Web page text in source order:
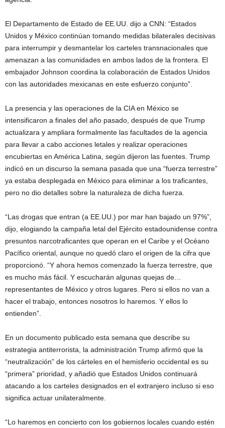
El Departamento de Estado de EE.UU. dijo a CNN: “Estados
Unidos y México continúan tomando medidas bilaterales decisivas
para interrumpir y desmantelar los carteles transnacionales que
amenazan a las comunidades en ambos lados de la frontera. El
embajador Johnson coordina la colaboración de Estados Unidos
con las autoridades mexicanas en este esfuerzo conjunto”.
La presencia y las operaciones de la CIA en México se
intensificaron a finales del año pasado, después de que Trump
actualizara y ampliara formalmente las facultades de la agencia
para llevar a cabo acciones letales y realizar operaciones
encubiertas en América Latina, según dijeron las fuentes. Trump
indicó en un discurso la semana pasada que una “fuerza terrestre”
ya estaba desplegada en México para eliminar a los traficantes,
pero no dio detalles sobre la naturaleza de dicha fuerza.
“Las drogas que entran (a EE.UU.) por mar han bajado un 97%”,
dijo, elogiando la campaña letal del Ejército estadounidense contra
presuntos narcotraficantes que operan en el Caribe y el Océano
Pacífico oriental, aunque no quedó claro el origen de la cifra que
proporcionó. “Y ahora hemos comenzado la fuerza terrestre, que
es mucho más fácil. Y escucharán algunas quejas de…
representantes de México y otros lugares. Pero si ellos no van a
hacer el trabajo, entonces nosotros lo haremos. Y ellos lo
entienden”.
En un documento publicado esta semana que describe su
estrategia antiterrorista, la administración Trump afirmó que la
“neutralización” de los cárteles en el hemisferio occidental es su
“primera” prioridad, y añadió que Estados Unidos continuará
atacando a los carteles designados en el extranjero incluso si eso
significa actuar unilateralmente.
“Lo haremos en concierto con los gobiernos locales cuando estén